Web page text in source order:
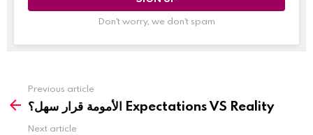
Don't worry, we don't spam
Previous article
الأمومة قرار سهل؟ Expectations VS Reality
Next article